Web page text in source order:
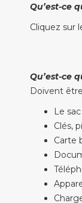
Qu’est-ce
Cliquez sur
Qu’est-ce
Doivent
Le
Clés,
Carte